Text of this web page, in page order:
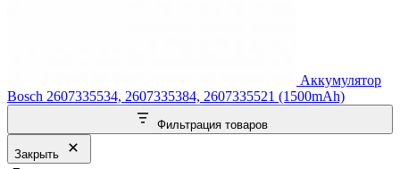
Аккумулятор
Bosch 2607335534, 2607335384, 2607335521 (1500mAh)
Фильтрация товаров
Закрыть